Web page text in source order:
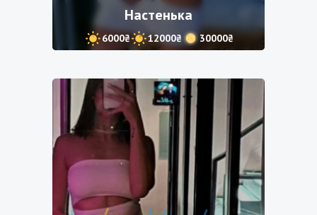
Настенька
6000₴ 12000₴ 30000₴